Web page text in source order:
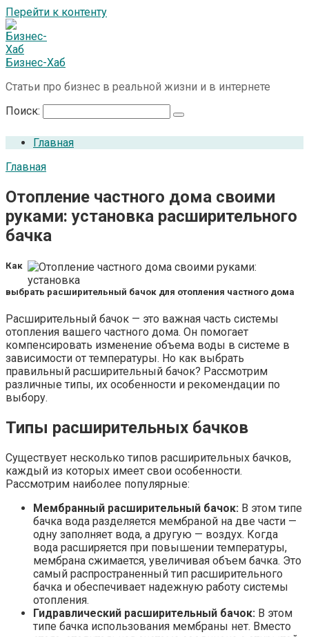
Перейти к контенту
Бизнес-Хаб
Статьи про бизнес в реальной жизни и в интернете
Поиск:
Главная
Главная
Отопление частного дома своими
руками: установка расширительного
бачка
Как
выбрать расширительный бачок для отопления частного дома
Расширительный бачок — это важная часть системы
отопления вашего частного дома. Он помогает
компенсировать изменение объема воды в системе в
зависимости от температуры. Но как выбрать
правильный расширительный бачок? Рассмотрим
различные типы, их особенности и рекомендации по
выбору.
Типы расширительных бачков
Существует несколько типов расширительных бачков,
каждый из которых имеет свои особенности.
Рассмотрим наиболее популярные:
Мембранный расширительный бачок: В этом типе
бачка вода разделяется мембраной на две части —
одну заполняет вода, а другую — воздух. Когда
вода расширяется при повышении температуры,
мембрана сжимается, увеличивая объем бачка. Это
самый распространенный тип расширительного
бачка и обеспечивает надежную работу системы
отопления.
Гидравлический расширительный бачок: В этом
типе бачка использования мембраны нет. Вместо